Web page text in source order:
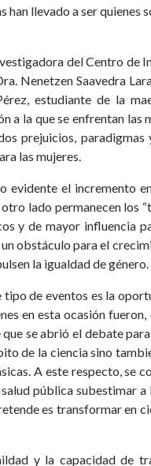
han llevado a ser
del Centro
Nenetzen Saavedra
estudiante de la
a la que se enfrentan las
prejuicios,
las mujeres.
evidente el incremento
lado permanecen los
y de mayor influencia
obstáculo para el
la igualdad de género.
de eventos es la
en esta ocasión
se abrió el debate
de la ciencia sino
A este respecto, se
pública subestimar
es transformar en
y la capacidad de